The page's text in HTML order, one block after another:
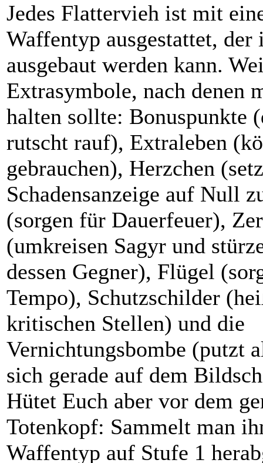
Jedes Flattervieh ist mit
Waffentyp ausgestattet,
ausgebaut werden kann.
Extrasymbole, nach denen
halten sollte: Bonuspunkte
rutscht rauf), Extraleben
gebrauchen), Herzchen
Schadensanzeige auf Null
(sorgen für Dauerfeuer),
(umkreisen Sagyr und
dessen Gegner), Flügel
Tempo), Schutzschilder
kritischen Stellen) und die
Vernichtungsbombe (putzt
sich gerade auf dem
Hütet Euch aber vor dem
Totenkopf: Sammelt man
Waffentyp auf Stufe 1